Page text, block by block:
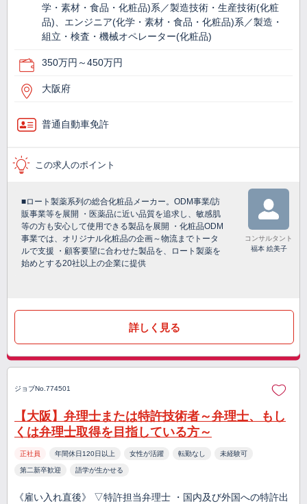
学・素材・食品・化粧品)系／製造技術・生産技術(化粧
品)、エンジニア(化学・素材・食品・化粧品)系／製造・
組立・検査・機械オペレーター(化粧品)
350万円～450万円
大阪府
普通自動車免許
この求人のポイント
■ロート製薬系列の総合化粧品メーカー。ODM事業/訪
販事業等を展開 ・医薬品に近い品質を追求し、敏感肌
等の方も安心して使用できる製品を展開 ・化粧品ODM
事業では、オリジナル化粧品の企画～物流までトータ
ルで支援 ・顧客要望に合わせた製品を、ロート製薬を
始めとする20社以上の企業に提供
コンサルタント
福本 絵美子
詳しく見る
ジョブNo.774501
【大阪】弁理士または特許技術者～弁理士、もし
くは弁理士取得を目指している方～
正社員 年間休日120日以上 女性が活躍 転勤なし 未経験可
第二新卒歓迎 語学が生かせる
《雇い入れ直後》 ▽特許担当弁理士 ・国内及び外国への特許出